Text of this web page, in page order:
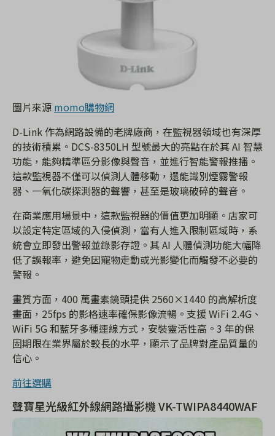
圖片來源 momo購物網
D-Link 作為網路設備的老牌廠商，在監視器領域也有深厚
的技術積累。DCS-8350LH 型號最大的亮點在於其 AI 智慧
功能，能夠精準區分影像與聲音，並進行智能警報推播。
這款監視器不僅可以偵測人體移動，還能識別煙霧警報
器、一氧化碳探測器的聲響，甚至是玻璃破碎的聲音。
在商業應用場景中，這款監視器的價值更加明顯。店家可
以設定特定區域的入侵偵測，當有人進入限制區域時，系
統會立即發出警報並錄影存證。其 AI 人體偵測功能大幅降
低了誤報率，避免因寵物走動或光影變化而觸發不必要的
警報。
畫質方面，400 萬畫素鏡頭提供 2560×1440 的高解析度
畫面，25fps 的影格速率確保影像流暢。支援 WiFi 2.4G、
WiFi 5G 和藍牙多種連線方式，安裝靈活性高。3 年的保
固期限在業界屬於較長的水平，顯示了品牌對產品質量的
信心。
前往選購
聲寶星光級紅外線網路攝影機 VK-TWIPA8440WAF